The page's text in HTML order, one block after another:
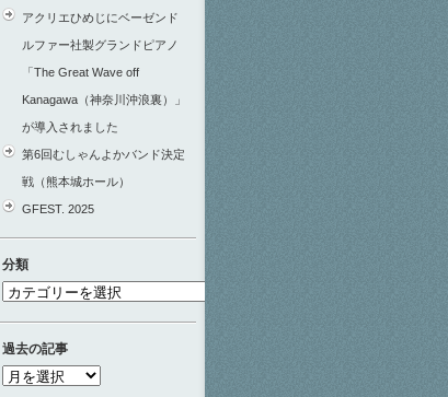
アクリエひめじにベーゼンド
ルファー社製グランドピアノ
「The Great Wave off
Kanagawa（神奈川沖浪裏）」
が導入されました
第6回むしゃんよかバンド決定
戦（熊本城ホール）
GFEST. 2025
分類
分
類
過去の記事
過